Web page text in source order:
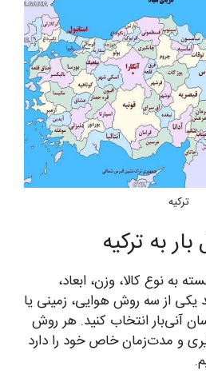
ترکیه
به ترکیه
به نوع کالا، وزن، ابعاد،
یکی از سه روش هوایی، زمینی یا
آنی‌بار انتخاب کنید. هر روش
و مدت‌زمان خاص خود را دارد